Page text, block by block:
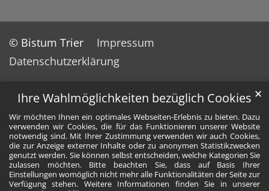
Ihre Wahlmöglichkeiten bezüglich Cookies
Wir möchten Ihnen ein optimales Webseiten-Erlebnis zu bieten. Dazu
verwenden wir Cookies, die für das Funktionieren unserer Website
notwendig sind. Mit Ihrer Zustimmung verwenden wir auch Cookies,
die zur Anzeige externer Inhalte oder zu anonymen Statistikzwecken
genutzt werden. Sie können selbst entscheiden, welche Kategorien Sie
zulassen möchten. Bitte beachten Sie, dass auf Basis Ihrer
Einstellungen womöglich nicht mehr alle Funktionalitäten der Seite zur
Verfügung stehen. Weitere Informationen finden Sie in unserer
✕
© Bistum Trier
Impressum
Datenschutzerklärung